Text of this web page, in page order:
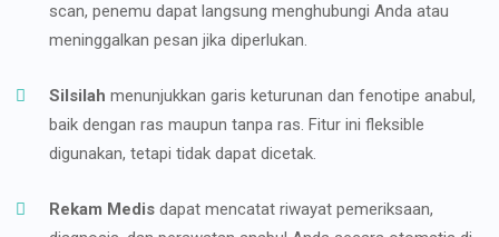
scan, penemu dapat langsung menghubungi Anda atau
meninggalkan pesan jika diperlukan.
Silsilah menunjukkan garis keturunan dan fenotipe anabul,
baik dengan ras maupun tanpa ras. Fitur ini fleksible
digunakan, tetapi tidak dapat dicetak.
Rekam Medis dapat mencatat riwayat pemeriksaan,